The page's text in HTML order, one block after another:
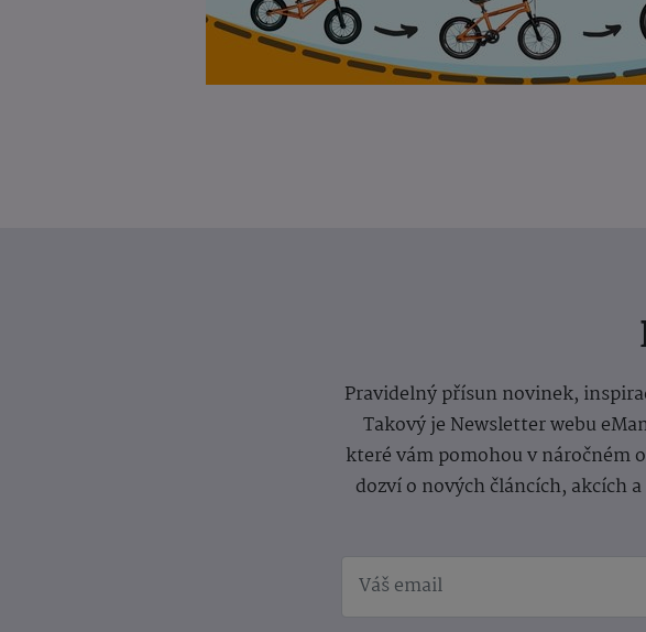
Pravidelný přísun novinek,
Takový je Newsletter webu
které vám pomohou v náročném
dozví o nových článcích, akcích